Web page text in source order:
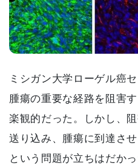
ミシガン大学ローゲル癌
腫瘍の重要な経路を阻害
楽観的だった。しかし、
送り込み、腫瘍に到達さ
という問題が立ちはだか